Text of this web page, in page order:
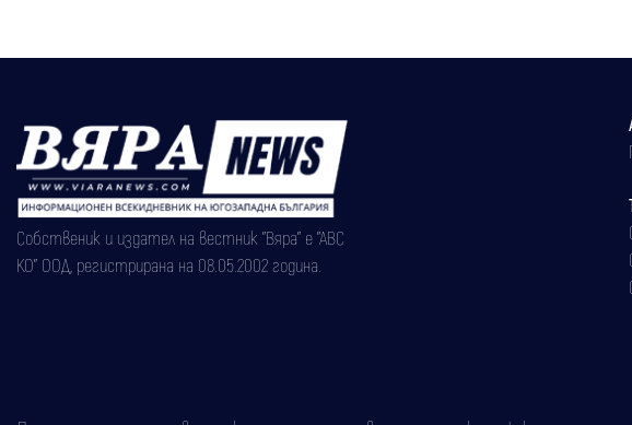
Собственик и издател на вестник "Вяра" е "АВС
КО" ООД, регистрирана на 08.05.2002 година.